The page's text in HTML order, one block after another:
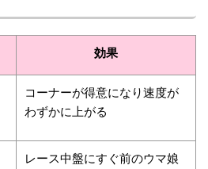
効果
コーナーが得意になり速度が
わずかに上がる
レース中盤にすぐ前のウマ娘